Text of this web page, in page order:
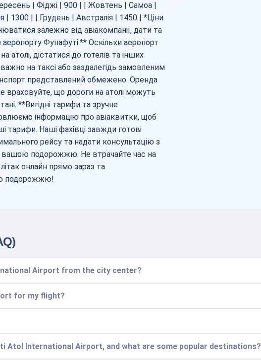
| Фіджі | 900 | | Жовтень | Самоа |
| 1300 | | Грудень | Австралія | 1450 | *Ціни
залежно від авіакомпанії, дати та
Фунафуті:** Оскільки аеропорт
дістатися до готелів та інших
на таксі або заздалегідь замовленим
представлений обмежено. Оренда
враховуйте, що дороги на атолі можуть
**Вигідні тарифи та зручне
інформацію про авіаквитки, щоб
тарифи. Наші фахівці завжди готові
рейсу та надати консультацію з
вашою подорожжю. Не втрачайте час на
онлайн прямо зараз та
подорожжю!
Airport from the city center?
for my flight?
Atol International Airport, and what are some popular destinations?